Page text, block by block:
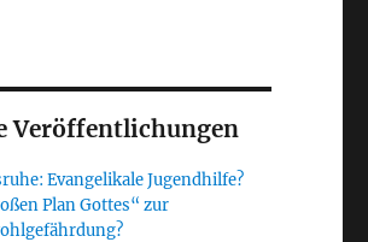
Veröffentlichungen
Evangelikale Jugendhilfe?
Plan Gottes“ zur